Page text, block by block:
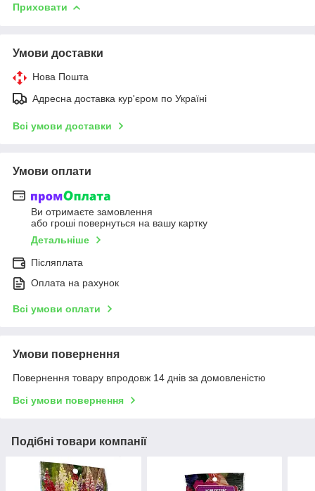
Приховати
Умови доставки
Нова Пошта
Адресна доставка кур'єром по Україні
Всі умови доставки
Умови оплати
Ви отримаєте замовлення
або гроші повернуться на вашу картку
Детальніше
Післяплата
Оплата на рахунок
Всі умови оплати
Умови повернення
Повернення товару впродовж 14 днів за домовленістю
Всі умови повернення
Подібні товари компанії